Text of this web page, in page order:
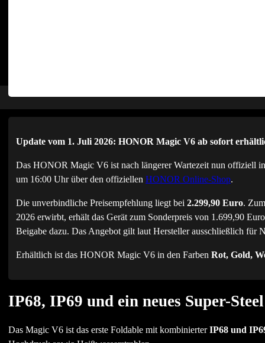
Update vom 1. Juli 2026: HONOR Magic V6 ab sofort
Das HONOR Magic V6 ist nach längerer Wartezeit nun offiziell
um 16:00 Uhr über den offiziellen HONOR Online-Shop.
Die unverbindliche Preisempfehlung liegt bei 2.299,90 Euro.
2026 erwirbt, erhält das Gerät zum Sonderpreis von 1.699,90
Beigabe dazu. Das Angebot gilt laut Hersteller ausschließlich für
Erhältlich ist das HONOR Magic V6 in den Farben Rot, Gold,
IP68, IP69 und ein neues Super-
Das Magic V6 ist das erste Foldable mit kombinierterIP68 und